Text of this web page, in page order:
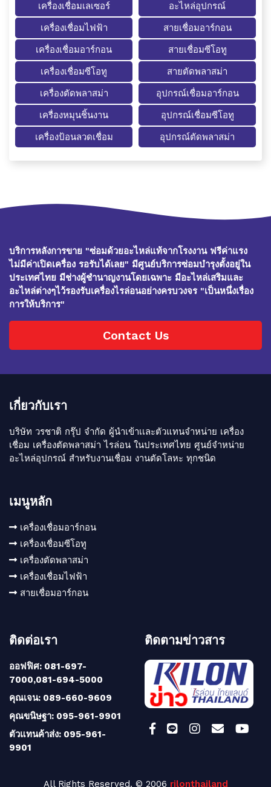
เครื่องเชื่อมเลเซอร์
เครื่องเชื่อมไฟฟ้า
เครื่องเชื่อมอาร์กอน
เครื่องเชื่อมซีโอทู
เครื่องตัดพลาสม่า
เครื่องหมุนชิ้นงาน
เครื่องป้อนลวดเชื่อม
อะไหล่อุปกรณ์
สายเชื่อมอาร์กอน
สายเชื่อมซีโอทู
สายตัดพลาสม่า
อุปกรณ์เชื่อมอาร์กอน
อุปกรณ์เชื่อมซีโอทู
อุปกรณ์ตัดพลาสม่า
บริการหลังการขาย "ซ่อมด้วยอะไหล่แท้จากโรงงาน ฟรีค่าแรง
ไม่มีค่าเปิดเครื่อง รอรับได้เลย" มีศูนย์บริการซ่อมบำรุงตั้งอยู่ใน
ประเทศไทย มีช่างผู้ชำนาญงานโดยเฉพาะ มีอะไหล่เสริมและ
อะไหล่ต่างๆไว้รองรับเครื่องไรล่อนอย่างครบวงจร "เป็นหนึ่งเรื่อง
การให้บริการ"
Contact Us
เกี่ยวกับเรา
บริษัท วรชาติ กรุ๊ป จำกัด ผู้นำเข้าเเละตัวแทนจำหน่าย เครื่อง
เชื่อม เครื่องตัดพลาสม่า ไรล่อน ในประเทศไทย ศูนย์จำหน่าย
อะไหล่อุปกรณ์ สำหรับงานเชื่อม งานตัดโลหะ ทุกชนิด
เมนูหลัก
เครื่องเชื่อมอาร์กอน
เครื่องเชื่อมซีโอทู
เครื่องตัดพลาสม่า
เครื่องเชื่อมไฟฟ้า
สายเชื่อมอาร์กอน
ติดต่อเรา
ออฟฟิศ: 081-697-
7000,081-694-5000
คุณเจน: 089-660-9609
คุณขนิษฐา: 095-961-9901
ตัวแทนค้าส่ง: 095-961-
9901
ติดตามข่าวสาร
All Rights Reserved. © 2006 rilonthailand